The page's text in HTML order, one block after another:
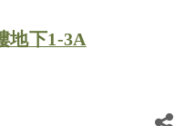
地下1-3A